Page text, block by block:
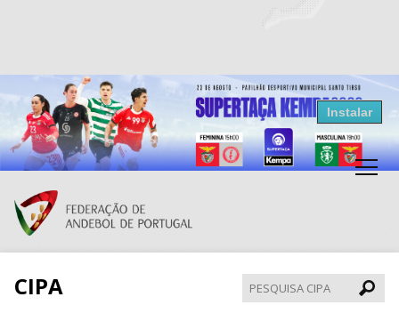
Resultados Andebol
Federação de Andebol de Portugal
Grátis - Disponivel na Play Store
Instalar
CIPA
CIPA